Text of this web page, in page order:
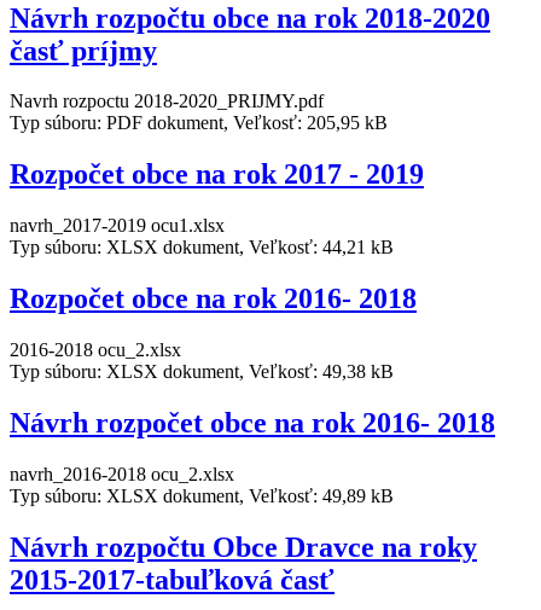
Návrh rozpočtu obce na rok 2018-2020
časť príjmy
Navrh rozpoctu 2018-2020_PRIJMY.pdf
Typ súboru: PDF dokument, Veľkosť: 205,95 kB
Rozpočet obce na rok 2017 - 2019
navrh_2017-2019 ocu1.xlsx
Typ súboru: XLSX dokument, Veľkosť: 44,21 kB
Rozpočet obce na rok 2016- 2018
2016-2018 ocu_2.xlsx
Typ súboru: XLSX dokument, Veľkosť: 49,38 kB
Návrh rozpočet obce na rok 2016- 2018
navrh_2016-2018 ocu_2.xlsx
Typ súboru: XLSX dokument, Veľkosť: 49,89 kB
Návrh rozpočtu Obce Dravce na roky
2015-2017-tabuľková časť